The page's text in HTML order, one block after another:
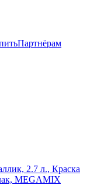
Партнёрам
2.7 л., Краска
MEGAMIX